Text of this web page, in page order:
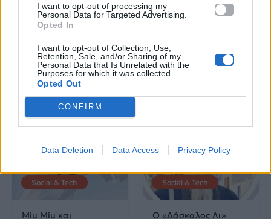
I want to opt-out of processing my
Personal Data for Targeted Advertising.
Opted In
I want to opt-out of Collection, Use,
Retention, Sale, and/or Sharing of my
Personal Data that Is Unrelated with the
Purposes for which it was collected.
Opted Out
CONFIRM
Data Deletion Data Access Privacy Policy
Πρεμιέρα vidcast για
τις «Τυπολογίες» με
πρώτο καλεσμένο τον
Παύλο Μαρινάκη
03.08.2026
Πας διακοπές; Οι 3
πρέπει να αφήσεις
στην πρίζα
Social & Tech
Miu Miu και
Social & Tech
Ο «Δάσκαλος Λι»